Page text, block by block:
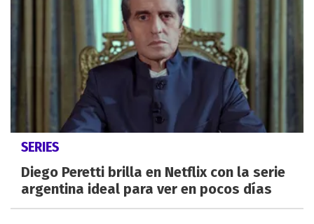
SERIES
Diego Peretti brilla en Netflix con la serie
argentina ideal para ver en pocos días